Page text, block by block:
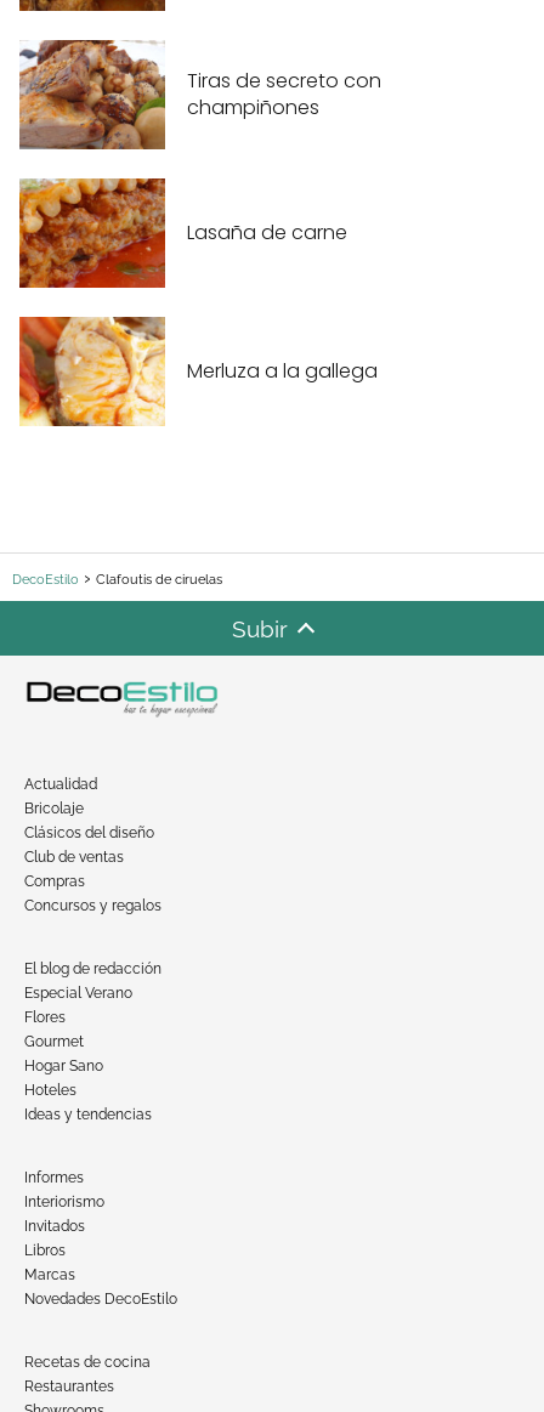
Tiras de secreto con
champiñones
Lasaña de carne
Merluza a la gallega
DecoEstilo Clafoutis de ciruelas
Subir
Actualidad
Bricolaje
Clásicos del diseño
Club de ventas
Compras
Concursos y regalos
El blog de redacción
Especial Verano
Flores
Gourmet
Hogar Sano
Hoteles
Ideas y tendencias
Informes
Interiorismo
Invitados
Libros
Marcas
Novedades DecoEstilo
Recetas de cocina
Restaurantes